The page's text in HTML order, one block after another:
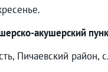
акушерский
Пичаевский район,